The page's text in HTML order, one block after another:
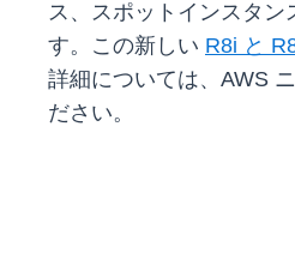
ス、スポットインスタン
す。この新しい R8i と
詳細については、AWS
ださい。